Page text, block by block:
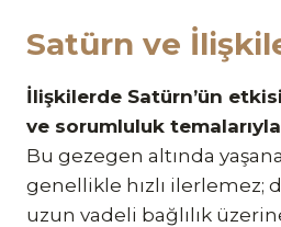
Satürn ve
İlişkilerde Satürn’ün
ve sorumluluk
Bu gezegen altında
genellikle hızlı ilerlemez;
uzun vadeli bağlılık